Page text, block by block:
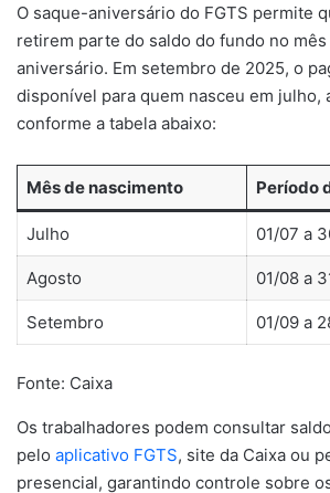
O saque-aniversário do FGTS permite
retirem parte do saldo do fundo no mês
aniversário. Em setembro de 2025, o
disponível para quem nasceu em julho,
conforme a tabela abaixo:
Mês de nascimento Período
Julho 01/07 a
Agosto 01/08 a
Setembro 01/09 a
Fonte: Caixa
Os trabalhadores podem consultar
pelo aplicativo FGTS, site da Caixa ou
presencial, garantindo controle sobre